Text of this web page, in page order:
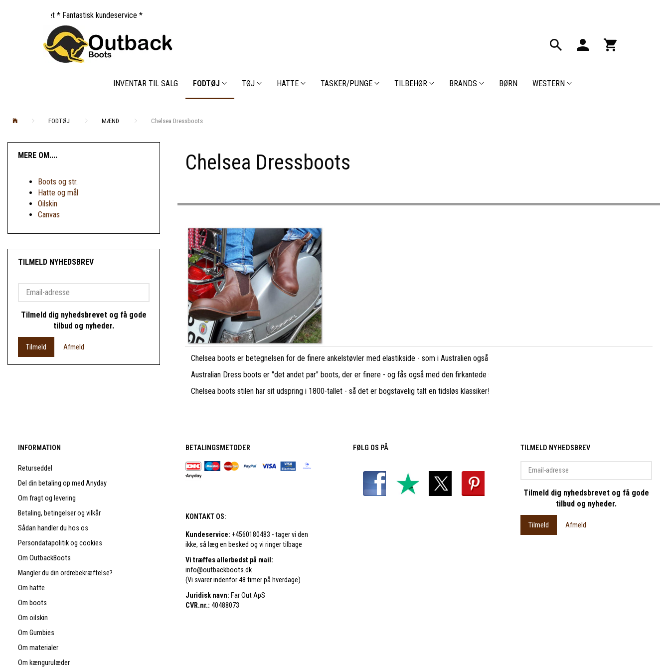
* Fantastisk kundeservice *
INVENTAR TIL SALG FODTØJ TØJ HATTE TASKER/PUNGE TILBEHØR BRANDS BØRN WESTERN
FODTØJ MÆND Chelsea Dressboots
MERE OM....
Boots og str.
Hatte og mål
Oilskin
Canvas
TILMELD NYHEDSBREV
Email-
Tilmeld dig nyhedsbrevet og få gode
tilbud og nyheder.
Tilmeld Afmeld
Chelsea Dressboots
Chelsea boots er betegnelsen for de finere ankelstøvler med elastikside - som i Australien også kaldes Dress Boots. En ret dækkende betegnelse for
Australian Dress boots er "det andet par" boots, der er finere - og fås også med den firkantede snude - kaldet 'Chiesel square toe' i modellen Newman.
Chelsea boots stilen har sit udspring i 1800-tallet - så det er bogstavelig talt en tidsløs klassiker! Og super flotte er de jo.
INFORMATION
Returseddel
Del din betaling op med Anyday
Om fragt og levering
Betaling, betingelser og vilkår
Sådan handler du hos os
Persondatapolitik og cookies
Om OutbackBoots
Mangler du din ordrebekræftelse?
Om hatte
Om boots
Om oilskin
Om Gumbies
Om materialer
Om kængurulæder
BETALINGSMETODER
KONTAKT OS:
Kundeservice: +4560180483 - tager vi den
ikke, så læg en besked og vi ringer tilbage
Vi træffes allerbedst på mail:
info@outbackboots.dk
(Vi svarer indenfor 48 timer på hverdage)
Juridisk navn: Far Out ApS
CVR.nr.: 40488073
FØLG OS PÅ TILMELD NYHEDSBREV
Email-
adresse
Tilmeld dig nyhedsbrevet og få gode
tilbud og nyheder.
Tilmeld Afmeld